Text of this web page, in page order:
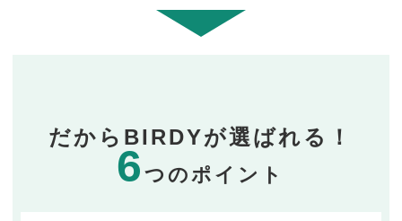
だからBIRDYが選ばれる！
6つのポイント